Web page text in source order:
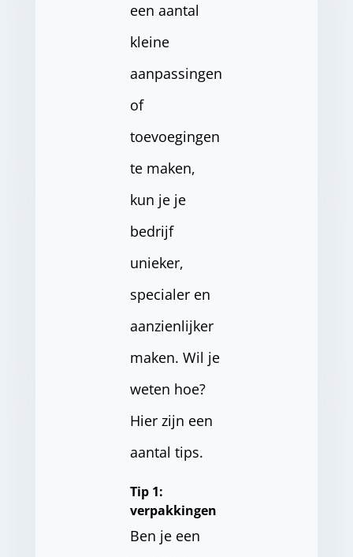
een aantal
kleine
aanpassingen
of
toevoegingen
te maken,
kun je je
bedrijf
unieker,
specialer en
aanzienlijker
maken. Wil je
weten hoe?
Hier zijn een
aantal tips.
Tip 1:
verpakkingen
Ben je een